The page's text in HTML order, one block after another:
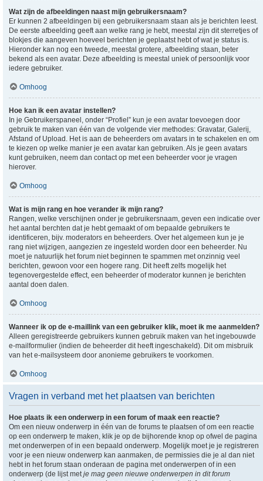
Wat zijn de afbeeldingen naast mijn gebruikersnaam?
Er kunnen 2 afbeeldingen bij een gebruikersnaam staan als je berichten leest.
De eerste afbeelding geeft aan welke rang je hebt, meestal zijn dit sterretjes of
blokjes die aangeven hoeveel berichten je geplaatst hebt of wat je status is.
Hieronder kan nog een tweede, meestal grotere, afbeelding staan, beter
bekend als een avatar. Deze afbeelding is meestal uniek of persoonlijk voor
iedere gebruiker.
Omhoog
Hoe kan ik een avatar instellen?
In je Gebruikerspaneel, onder “Profiel” kun je een avatar toevoegen door
gebruik te maken van één van de volgende vier methodes: Gravatar, Galerij,
Afstand of Upload. Het is aan de beheerders om avatars in te schakelen en om
te kiezen op welke manier je een avatar kan gebruiken. Als je geen avatars
kunt gebruiken, neem dan contact op met een beheerder voor je vragen
hierover.
Omhoog
Wat is mijn rang en hoe verander ik mijn rang?
Rangen, welke verschijnen onder je gebruikersnaam, geven een indicatie over
het aantal berchten dat je hebt gemaakt of om bepaalde gebruikers te
identificeren, bijv. moderators en beheerders. Over het algemeen kun je je
rang niet wijzigen, aangezien ze ingesteld worden door een beheerder. Nu
moet je natuurlijk het forum niet beginnen te spammen met onzinnig veel
berichten, gewoon voor een hogere rang. Dit heeft zelfs mogelijk het
tegenovergestelde effect, een beheerder of moderator kunnen je berichten
aantal doen dalen.
Omhoog
Wanneer ik op de e-maillink van een gebruiker klik, moet ik me aanmelden?
Alleen geregistreerde gebruikers kunnen gebruik maken van het ingebouwde
e-mailformulier (indien de beheerder dit heeft ingeschakeld). Dit om misbruik
van het e-mailsysteem door anonieme gebruikers te voorkomen.
Omhoog
Vragen in verband met het plaatsen van berichten
Hoe plaats ik een onderwerp in een forum of maak een reactie?
Om een nieuw onderwerp in één van de forums te plaatsen of om een reactie
op een onderwerp te maken, klik je op de bijhorende knop op ofwel de pagina
met onderwerpen of in een bepaald onderwerp. Mogelijk moet je je registreren
voor je een nieuw onderwerp kan aanmaken, de permissies die je al dan niet
hebt in het forum staan onderaan de pagina met onderwerpen of in een
onderwerp (de lijst metje mag geen nieuwe onderwerpen in dit forum